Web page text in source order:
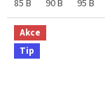
85 B
90 B 95 B
Akce
Tip